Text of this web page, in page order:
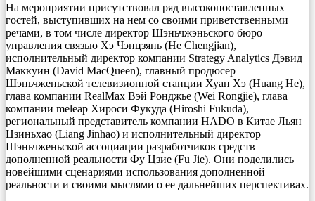
На мероприятии присутствовал ряд высокопоставленных
гостей, выступивших на нем со своими приветственными
речами, в том числе директор Шэньчжэньского бюро
управления связью Хэ Чэнцзянь (He Chengjian),
исполнительный директор компании Strategy Analytics Дэвид
Маккуин (David MacQueen), главный продюсер
Шэньчженьской телевизионной станции Хуан Хэ (Huang He),
глава компании RealMax Вэй Ронджье (Wei Rongjie), глава
компании meleap Хироси Фукуда (Hiroshi Fukuda),
региональный представитель компании HADO в Китае Льян
Цзиньхао (Liang Jinhao) и исполнительный директор
Шэньчженьской ассоциации разработчиков средств
дополненной реальности Фу Цзие (Fu Jie). Они поделились
новейшими сценариями использования дополненной
реальности и своими мыслями о ее дальнейших перспективах.